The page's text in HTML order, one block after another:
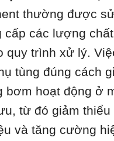
thường được
cấp các lượng
quy trình xử lý.
tùng đúng cách
bơm hoạt động ở
từ đó giảm thiểu
và tăng cường